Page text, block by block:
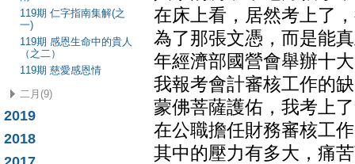
119期 仁字指南集解(之
一)
119期 感恩生命中的貴人
（之二）
119期 慈愛感恩情
二月(9)
2019
2018
在床上看，居然考上了
為了那張文憑，而是能
年經濟部國營會舉辦十
我報考會計審核工作的
蒙佛菩薩護佑，我考上
在公職擔任財務審核工
其中的壓力有多大，痛